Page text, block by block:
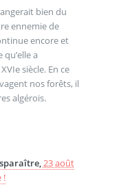
bien du
ennemie de
encore et
a
siècle. En ce
nos forêts, il
algérois.
23 août
!